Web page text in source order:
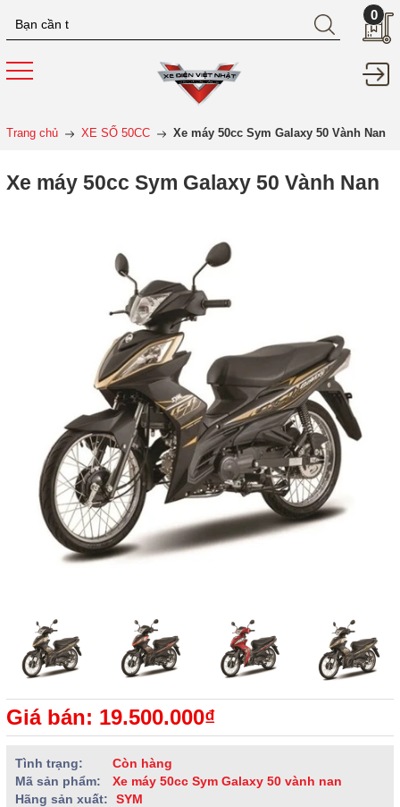
0
Trang chủ XE SỐ 50CC Xe máy 50cc Sym Galaxy 50 Vành Nan
Xe máy 50cc Sym Galaxy 50 Vành Nan
Giá bán: 19.500.000₫
Tình trạng:
Còn hàng
Mã sản phẩm:
Xe máy 50cc Sym Galaxy 50 vành nan
Hãng sản xuất:
SYM